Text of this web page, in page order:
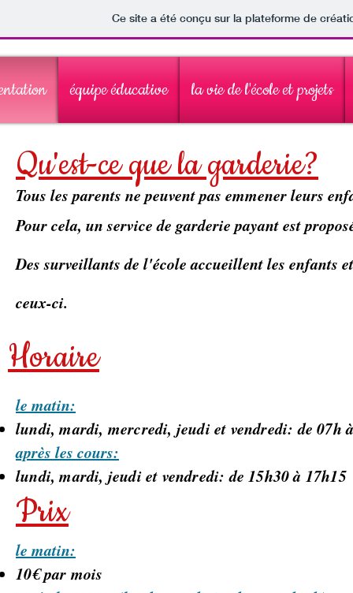
Ce site a été conçu sur la plateforme de
équipe éducative la vie de l'école et projets
Qu'est-ce que la garderie?
Horaire
Tous les parents ne peuvent pas emmener leurs
Pour cela, un service de garderie payant est
Des surveillants de l'école accueillent les enfants
ceux-ci.
le matin:
lundi, mardi, mercredi, jeudi et vendredi: de 07h
après les cours:
lundi, mardi, jeudi et vendredi: de 15h30 à 17h15
Prix
le matin:
10€ par mois